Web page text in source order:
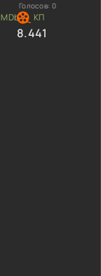
Голосов: 0
8.441